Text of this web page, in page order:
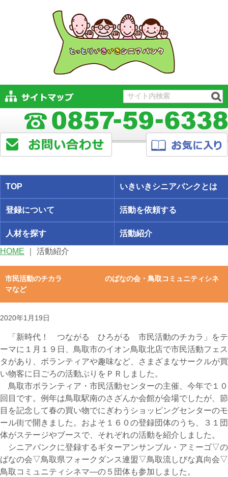
TOP いきいきシニアバンクとは
登録について 活動を依頼する
人材を探す 活動紹介
HOME 活動紹介
市民活動のチカラ のばなの会・鳥取コミュニティシネ
マなど
2020年1月19日
「新時代！ つながる ひろがる 市民活動のチカラ」をテ
ーマに１月１９日、鳥取市のイオン鳥取北店で市民活動フェス
タがあり、ボランティアや趣味など、さまざまなサークルが買
い物客に日ごろの活動ぶりをＰＲしました。
鳥取市ボランティア・市民活動センターの主催、今年で１０
回目です。例年は鳥取駅南のさざんか会館が会場でしたが、節
目を記念して春の買い物でにぎわうショッピングセンターのモ
ール街で開きました。およそ１６０の登録団体のうち、３１団
体がステージやブースで、それぞれの活動を紹介しました。
シニアバンクに登録するギターアンサンブル・アミーゴ▽の
ばなの会▽鳥取県フォークダンス連盟▽鳥取流しびな真向会▽
鳥取コミュニティシネマ―の５団体も参加しました。